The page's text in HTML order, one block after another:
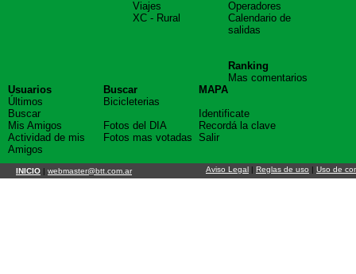
Viajes
XC - Rural
Operadores
Calendario de
salidas
Ranking
Mas comentarios
Usuarios
Últimos
Buscar
Mis Amigos
Actividad de mis
Amigos
Buscar
Bicicleterias
Fotos del DIA
Fotos mas votadas
MAPA
Identificate
Recordá la clave
Salir
INICIO | webmaster@btt.com.ar Aviso Legal | Reglas de uso | Uso de